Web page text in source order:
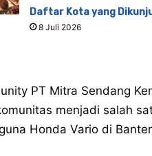
Daftar Kota yang
8 Juli 2026
PT Mitra Sendang
menjadi salah
Honda Vario di